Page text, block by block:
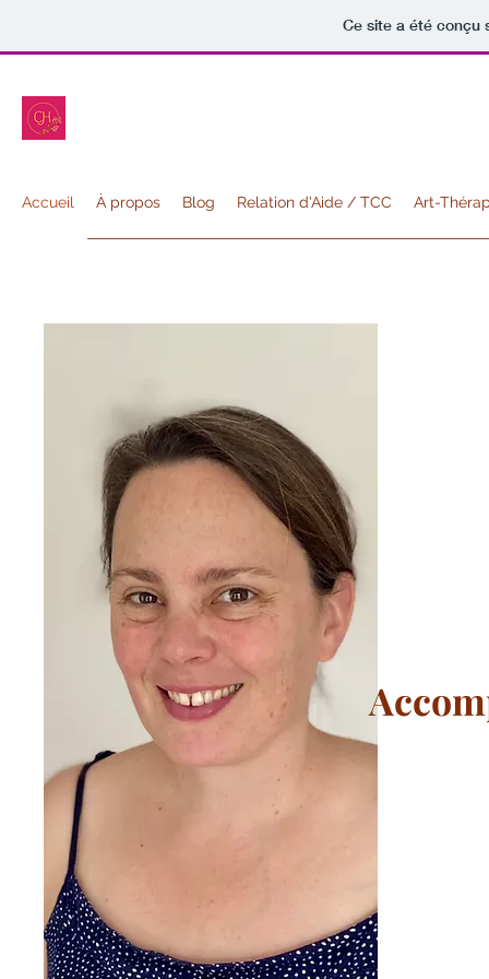
Ce site a été conçu
Accueil À propos Blog Relation d'Aide / TCC Art-